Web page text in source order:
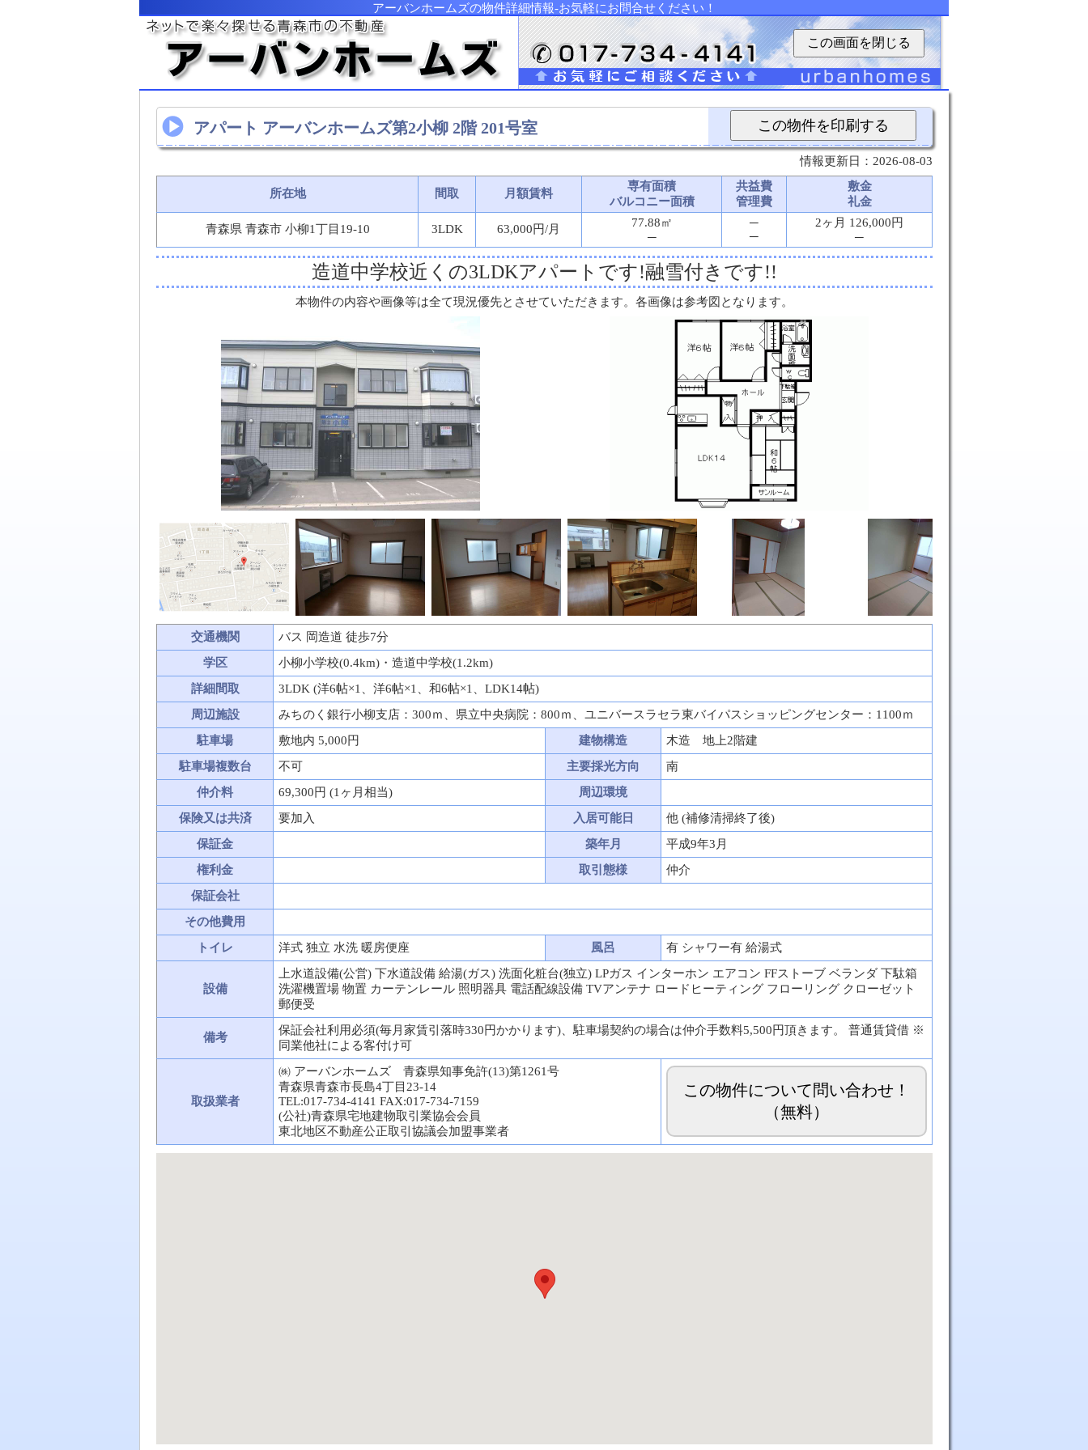
アーバンホームズの物件詳細情報-お気軽にお問合せください！
この画面を閉じる
アパート アーバンホームズ第2小柳 2階 201号室 この物件を印刷する
情報更新日：2026-08-03
所在地 間取 月額賃料
専有面積
バルコニー面積
共益費
管理費
敷金
礼金
青森県 青森市 小柳1丁目19-10 3LDK 63,000円/月
77.88㎡
─
─
─
2ヶ月 126,000円
─
造道中学校近くの3LDKアパートです!融雪付きです!!
本物件の内容や画像等は全て現況優先とさせていただきます。各画像は参考図となります。
交通機関
バス 岡造道 徒歩7分
学区
小柳小学校(0.4km)・造道中学校(1.2km)
詳細間取
3LDK (洋6帖×1、洋6帖×1、和6帖×1、LDK14帖)
周辺施設
みちのく銀行小柳支店：300ｍ、県立中央病院：800ｍ、ユニバースラセラ東バイパスショッピングセンター：1100ｍ
駐車場
敷地内 5,000円 建物構造
木造 地上2階建
駐車場複数台
不可 主要採光方向
南
仲介料
69,300円 (1ヶ月相当)
周辺環境
保険又は共済
要加入 入居可能日
他 (補修清掃終了後)
保証金
築年月
平成9年3月
権利金
取引態様
仲介
保証会社
その他費用
トイレ
洋式 独立 水洗 暖房便座 風呂 有 シャワー有 給湯式
設備
上水道設備(公営) 下水道設備 給湯(ガス) 洗面化粧台(独立) LPガス インターホン エアコン FFストーブ ベランダ 下駄箱
洗濯機置場 物置 カーテンレール 照明器具 電話配線設備 TVアンテナ ロードヒーティング フローリング クローゼット
郵便受
備考
保証会社利用必須(毎月家賃引落時330円かかります)、駐車場契約の場合は仲介手数料5,500円頂きます。 普通賃貸借 ※
同業他社による客付け可
取扱業者
㈱ アーバンホームズ 青森県知事免許(13)第1261号
青森県青森市長島4丁目23-14
TEL:017-734-4141 FAX:017-734-7159
(公社)青森県宅地建物取引業協会会員
東北地区不動産公正取引協議会加盟事業者
この物件について問い合わせ！
（無料）